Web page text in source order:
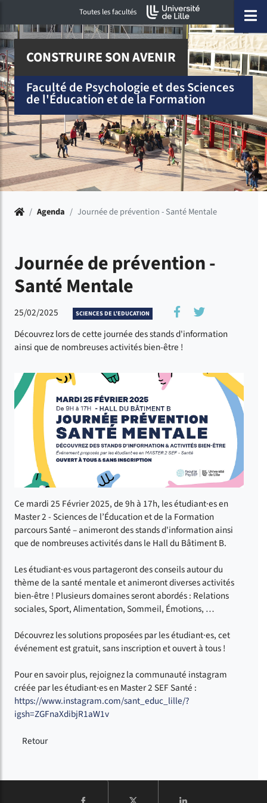
Accéder au menu principal
Accéder à la recherche
Accéder au pied de pageToutes les facultés
CONSTRUIRE SON AVENIR
Faculté de Psychologie et des Sciences
de l'Éducation et de la Formation
Accueil
/ Agenda / Journée de prévention - Santé Mentale
Journée de prévention -
Santé Mentale
25/02/2025 SCIENCES DE L'EDUCATION Partager sur
Partager
Découvrez lors de cette journée des stands d'information
ainsi que de nombreuses activités bien-être !
Ce mardi 25 Février 2025, de 9h à 17h, les étudiant·es en
Master 2 - Sciences de l’Éducation et de la Formation
parcours Santé – animeront des stands d'information ainsi
que de nombreuses activités dans le Hall du Bâtiment B.
Les étudiant·es vous partageront des conseils autour du
thème de la santé mentale et animeront diverses activités
bien-être ! Plusieurs domaines seront abordés : Relations
sociales, Sport, Alimentation, Sommeil, Émotions, …
Découvrez les solutions proposées par les étudiant·es, cet
événement est gratuit, sans inscription et ouvert à tous !
Pour en savoir plus, rejoignez la communauté instagram
créée par les étudiant·es en Master 2 SEF Santé :
https://www.instagram.com/sant_educ_lille/?
igsh=ZGFnaXdibjR1aW1v
Retour